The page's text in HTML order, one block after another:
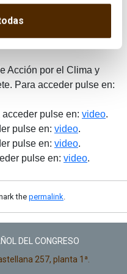
Prensa, por favor pulse
Acción por el Clima y
Para acceder pulse en:
pulse en: video.
pulse en: video.
pulse en: video.
pulse en: video.
the permalink
DEL CONGRESO
257, planta 1ª.